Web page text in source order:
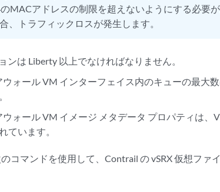
MACアドレスの制限を超えないようにする必要
、トラフィックロスが発生します。
ンは Liberty 以上でなければなりません。
ウォール VM インターフェイス内のキューの最大
ウォール VM イメージ メタデータ プロパティは、
ています。
コマンドを使用して、Contrail の vSRX 仮想ファ